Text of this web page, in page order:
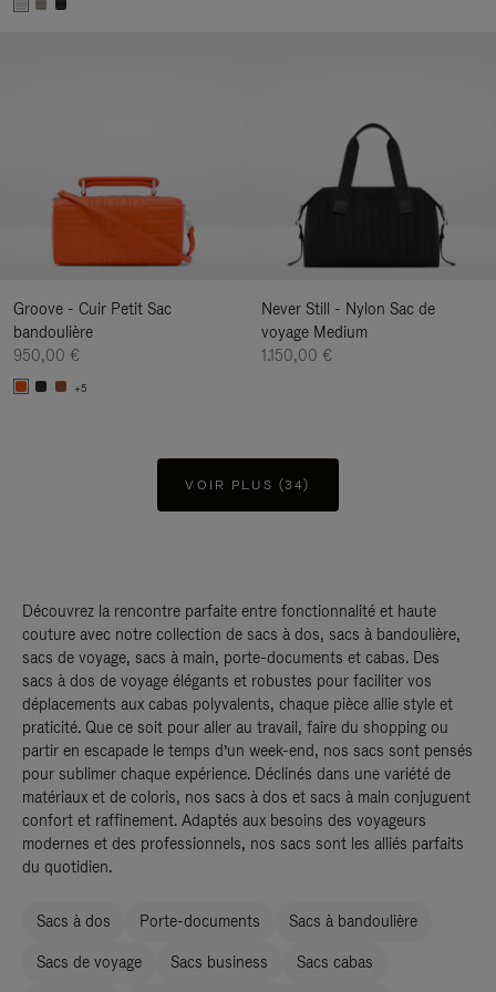
Groove - Cuir Petit Sac
bandoulière
950,00 €
+5
Never Still - Nylon Sac de
voyage Medium
1.150,00 €
VOIR PLUS (34)
Découvrez la rencontre parfaite entre fonctionnalité et haute
couture avec notre collection de sacs à dos, sacs à bandoulière,
sacs de voyage, sacs à main, porte-documents et cabas. Des
sacs à dos de voyage élégants et robustes pour faciliter vos
déplacements aux cabas polyvalents, chaque pièce allie style et
praticité. Que ce soit pour aller au travail, faire du shopping ou
partir en escapade le temps d’un week-end, nos sacs sont pensés
pour sublimer chaque expérience. Déclinés dans une variété de
matériaux et de coloris, nos sacs à dos et sacs à main conjuguent
confort et raffinement. Adaptés aux besoins des voyageurs
modernes et des professionnels, nos sacs sont les alliés parfaits
du quotidien.
Sacs à dos Porte-documents Sacs à bandoulière
Sacs de voyage Sacs business Sacs cabas